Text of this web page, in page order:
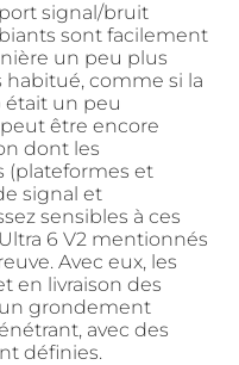
signal/bruit
sont facilement
un peu plus
habitué, comme si la
était un peu
peut être encore
dont les
(plateformes et
signal et
sensibles à ces
6 V2 mentionnés
Avec eux, les
en livraison des
grondement
avec des
définies.